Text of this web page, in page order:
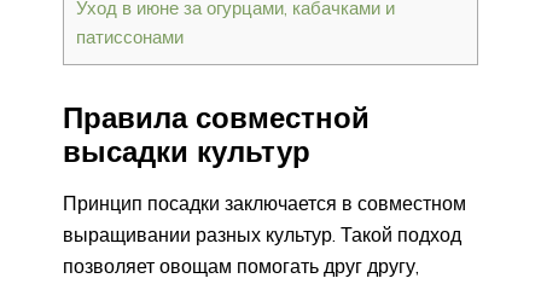
Уход в июне за огурцами, кабачками и
патиссонами
Правила совместной
высадки культур
Принцип посадки заключается в совместном
выращивании разных культур. Такой подход
позволяет овощам помогать друг другу,